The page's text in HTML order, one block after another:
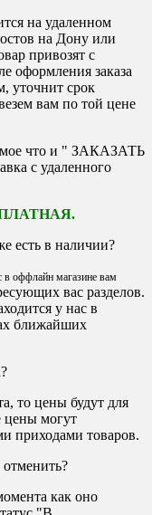
на удаленном
на Дону или
привозят с
оформления заказа
уточнит срок
вам по той цене
что и " ЗАКАЗАТЬ
с удаленного
есть в наличии?
в оффлайн магазине вам
вас разделов.
у нас в
ближайших
то цены будут для
цены могут
приходами товаров.
отменить?
как оно